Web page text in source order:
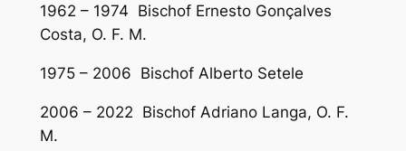
1962 – 1974 Bischof Ernesto Gonçalves
Costa, O. F. M.
1975 – 2006 Bischof Alberto Setele
2006 – 2022 Bischof Adriano Langa, O. F.
M.